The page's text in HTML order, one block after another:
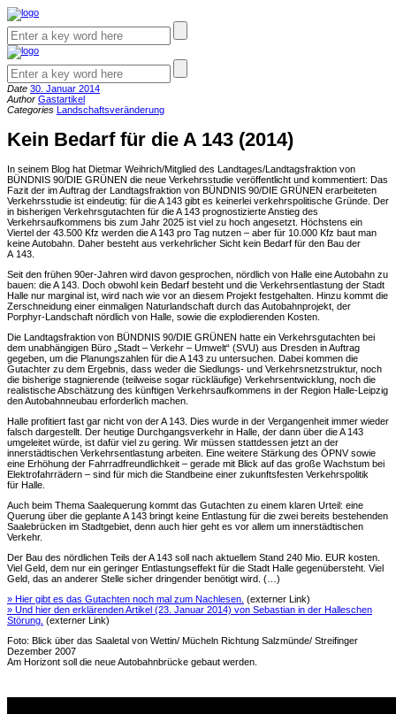
Date 30. Januar 2014
Author Gastartikel
Categories Landschaftsveränderung
Kein Bedarf für die A 143 (2014)
In seinem Blog hat Dietmar Weihrich/Mitglied des Landtages/Landtagsfraktion von
BÜNDNIS 90/DIE GRÜNEN die neue Verkehrsstudie veröffentlicht und kommentiert: Das
Fazit der im Auftrag der Landtagsfraktion von BÜNDNIS 90/DIE GRÜNEN erarbeiteten
Verkehrsstudie ist eindeutig: für die A 143 gibt es keinerlei verkehrspolitische Gründe. Der
in bisherigen Verkehrsgutachten für die A 143 prognostizierte Anstieg des
Verkehrsaufkommens bis zum Jahr 2025 ist viel zu hoch angesetzt. Höchstens ein
Viertel der 43.500 Kfz werden die A 143 pro Tag nutzen – aber für 10.000 Kfz baut man
keine Autobahn. Daher besteht aus verkehrlicher Sicht kein Bedarf für den Bau der
A 143.
Seit den frühen 90er-Jahren wird davon gesprochen, nördlich von Halle eine Autobahn zu
bauen: die A 143. Doch obwohl kein Bedarf besteht und die Verkehrsentlastung der Stadt
Halle nur marginal ist, wird nach wie vor an diesem Projekt festgehalten. Hinzu kommt die
Zerschneidung einer einmaligen Naturlandschaft durch das Autobahnprojekt, der
Porphyr-Landschaft nördlich von Halle, sowie die explodierenden Kosten.
Die Landtagsfraktion von BÜNDNIS 90/DIE GRÜNEN hatte ein Verkehrsgutachten bei
dem unabhängigen Büro „Stadt – Verkehr – Umwelt“ (SVU) aus Dresden in Auftrag
gegeben, um die Planungszahlen für die A 143 zu untersuchen. Dabei kommen die
Gutachter zu dem Ergebnis, dass weder die Siedlungs- und Verkehrsnetzstruktur, noch
die bisherige stagnierende (teilweise sogar rückläufige) Verkehrsentwicklung, noch die
realistische Abschätzung des künftigen Verkehrsaufkommens in der Region Halle-Leipzig
den Autobahnneubau erforderlich machen.
Halle profitiert fast gar nicht von der A 143. Dies wurde in der Vergangenheit immer wieder
falsch dargestellt. Der heutige Durchgangsverkehr in Halle, der dann über die A 143
umgeleitet würde, ist dafür viel zu gering. Wir müssen stattdessen jetzt an der
innerstädtischen Verkehrsentlastung arbeiten. Eine weitere Stärkung des ÖPNV sowie
eine Erhöhung der Fahrradfreundlichkeit – gerade mit Blick auf das große Wachstum bei
Elektrofahrrädern – sind für mich die Standbeine einer zukunftsfesten Verkehrspolitik
für Halle.
Auch beim Thema Saalequerung kommt das Gutachten zu einem klaren Urteil: eine
Querung über die geplante A 143 bringt keine Entlastung für die zwei bereits bestehenden
Saalebrücken im Stadtgebiet, denn auch hier geht es vor allem um innerstädtischen
Verkehr.
Der Bau des nördlichen Teils der A 143 soll nach aktuellem Stand 240 Mio. EUR kosten.
Viel Geld, dem nur ein geringer Entlastungseffekt für die Stadt Halle gegenübersteht. Viel
Geld, das an anderer Stelle sicher dringender benötigt wird. (…)
» Hier gibt es das Gutachten noch mal zum Nachlesen. (externer Link)
» Und hier den erklärenden Artikel (23. Januar 2014) von Sebastian in der Halleschen
Störung. (externer Link)
Foto: Blick über das Saaletal von Wettin/ Mücheln Richtung Salzmünde/ Streifinger
Dezember 2007
Am Horizont soll die neue Autobahnbrücke gebaut werden.